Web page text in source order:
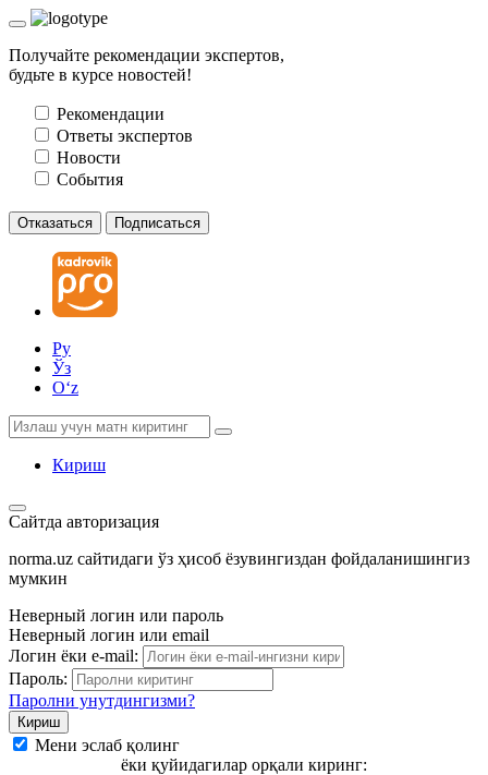
Получайте рекомендации экспертов,
будьте в курсе новостей!
Рекомендации
Ответы экспертов
Новости
События
Отказаться Подписаться
Ру
Ўз
Oʻz
Кириш
Сайтда авторизация
norma.uz сайтидаги ўз ҳисоб ёзувингиздан фойдаланишингиз
мумкин
Неверный логин или пароль
Неверный логин или email
Логин ёки e-mail:
Пароль:
Паролни унутдингизми?
Мени эслаб қолинг
ёки қуйидагилар орқали киринг: